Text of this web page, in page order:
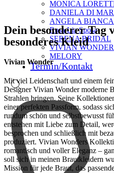
MONICA
DANIELA DI
ANGELA BIANCA
Rosa Lia Sposa
SERENA BRIDAL
VIVIAN WONDER
MELORY
Termin/Kontakt
Dein besonderer Tag
besonderes Kleid
Vivian Wonder
Mit viel Leidenschaft und einem
Designer Vivian Wonder moderne
Strahlen bringen. Seine
einer perfekten Passform, sodass
rundum schön und selbstbewusst
entstehen mit Liebe zum Detail,
besprochen und schließlich mit
produziert. Vivian Wonders
romantisch und voller Eleganz –
soll sich in meinen Brautkleidern
Mission für jede Braut, das